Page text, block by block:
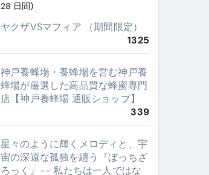
28 日間)
ヤクザVSマフィア （期間限定）
1325
神戸養蜂場・養蜂場を営む神戸養
蜂場が厳選した高品質な蜂蜜専門
店【神戸養蜂場 通販ショップ】
339
星々のように輝くメロディと、宇
宙の深遠な孤独を纏う『ぼっちざ
ろっく』-- 私たちは一人ではな